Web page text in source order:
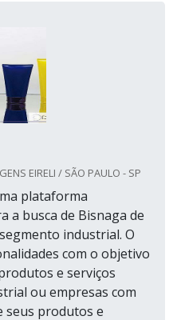
EIRELI / SÃO PAULO - SP
plataforma
a busca de Bisnaga de
industrial. O
com o objetivo
e serviços
ou empresas com
seus produtos e